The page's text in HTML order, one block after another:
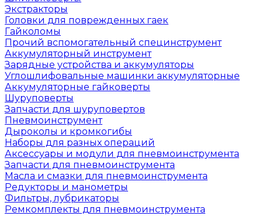
Экстракторы
Головки для поврежденных гаек
Гайколомы
Прочий вспомогательный специнструмент
Аккумуляторный инструмент
Зарядные устройства и аккумуляторы
Углошлифовальные машинки аккумуляторные
Аккумуляторные гайковерты
Шуруповерты
Запчасти для шуруповертов
Пневмоинструмент
Дыроколы и кромкогибы
Наборы для разных операций
Аксессуары и модули для пневмоинструмента
Запчасти для пневмоинструмента
Масла и смазки для пневмоинструмента
Редукторы и манометры
Фильтры, лубрикаторы
Ремкомплекты для пневмоинструмента